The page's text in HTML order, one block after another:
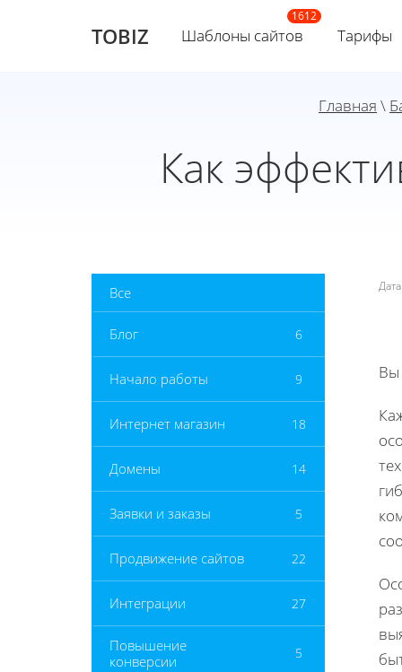
TOBIZ Шаблоны сайтов Тарифы
Главная \
Как
Все
Блог 6
Начало работы 9
Интернет магазин 18
Домены 14
Заявки и заказы 5
Продвижение сайтов 22
Интеграции 27
Повышение
конверсии
5
Вы